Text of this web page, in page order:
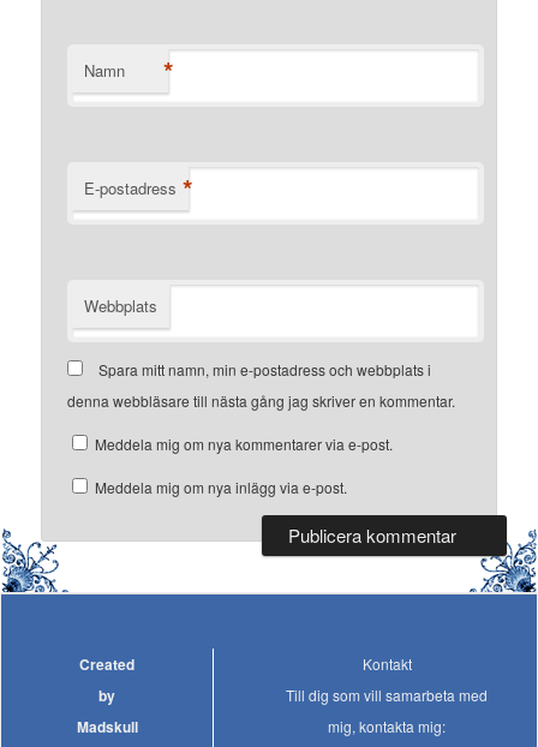
Namn *
E-postadress *
Webbplats
Spara mitt namn, min e-postadress och webbplats i
denna webbläsare till nästa gång jag skriver en kommentar.
Meddela mig om nya kommentarer via e-post.
Meddela mig om nya inlägg via e-post.
Created
by
Madskull
Kontakt
Till dig som vill samarbeta med
mig, kontakta mig: